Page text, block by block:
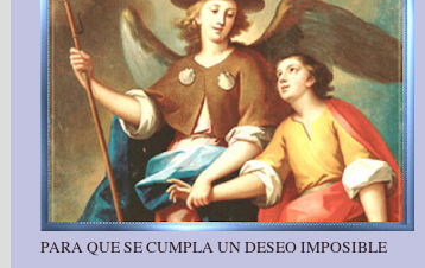
PARA QUE SE CUMPLA UN DESEO IMPOSIBLE